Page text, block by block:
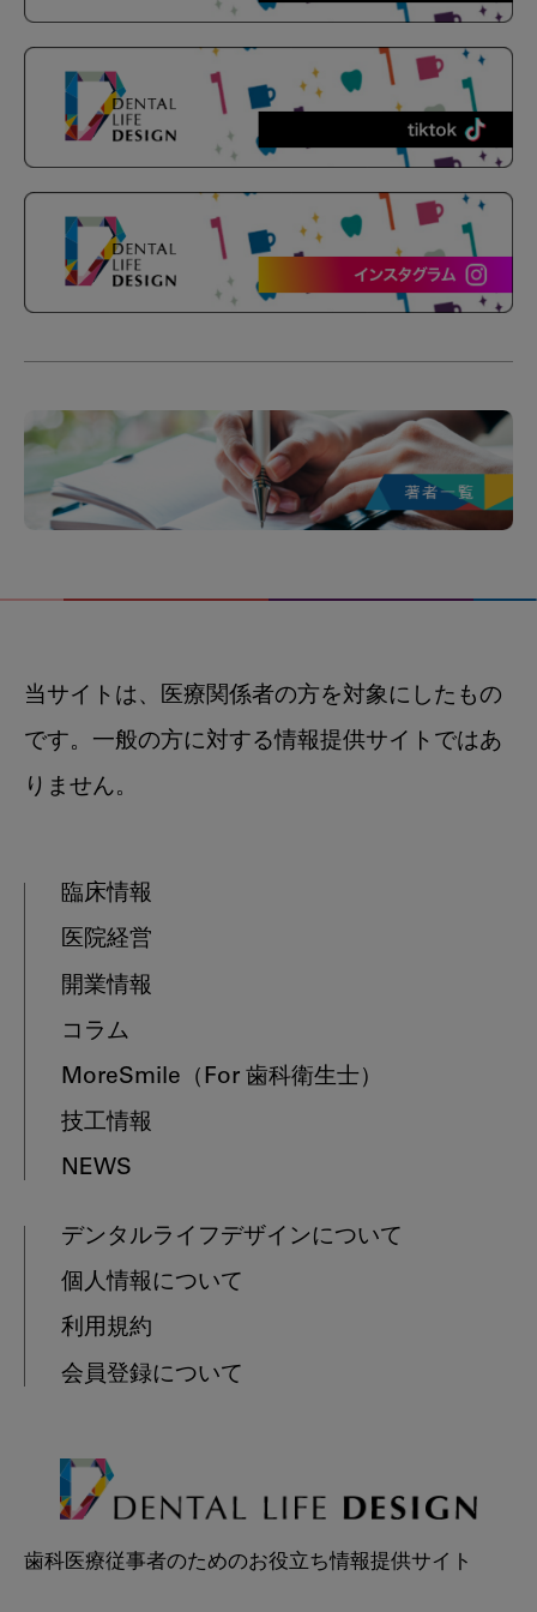
当サイトは、医療関係者の方を対象にしたもの
です。一般の方に対する情報提供サイトではあ
りません。
臨床情報
医院経営
開業情報
コラム
MoreSmile （For 歯科衛生士）
技工情報
NEWS
デンタルライフデザインについて
個人情報について
利用規約
会員登録について
歯科医療従事者のためのお役立ち情報提供サイト